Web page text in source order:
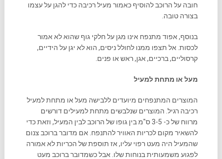
חובה על הרוכב להוסיף כאמור מעיל רכיבה כדי להגן על עצמו
בצורה טובה.
בנוסף, אפוד מתנפח אינו מגן על חלקי גוף שהוא לא אמור
לכסות. אל תצפו ממנו לחולל ניסים, הוא לא יגן על הידיים,
קרסוליים, ברכיים, אגן, ראש או פנים.
מעל או מתחת למעיל
המוצרים המתנפחים מיועדים ללבישה מעל או מתחת למעיל
רכיבה רגיל. המוצרים שנלבשים מתחת למעילים דורשים
מרווח של כ- 3-5 ס"מ בין גופו של הרוכב לבין המעיל, וזאת כדי
להשאיר מקום לכריות האוויר להתנפח. אם מדובר ברוכב צנום
שהמעיל היה מעט רפוי עליו, אז תוספת של הכריות לא אמורה
לפגוע משמעותית בנוחות שלו. אבל כשמדובר ברוכב מעט